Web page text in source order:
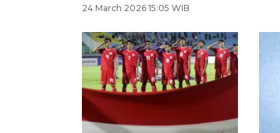
24 March 2026 15:05 WIB